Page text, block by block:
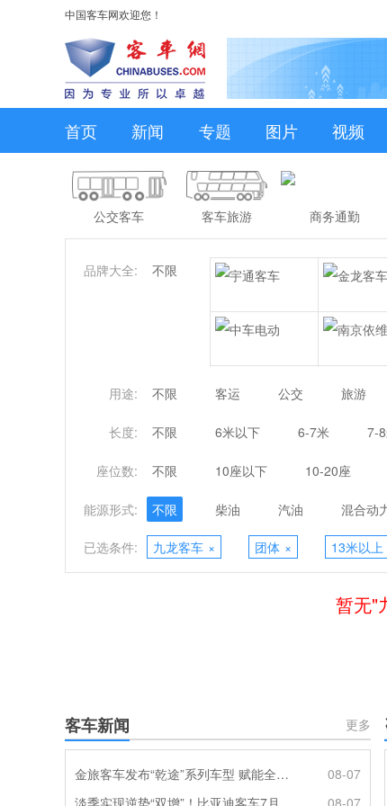
中国客车网欢迎您！
首页 新闻 专题 图片 视频
公交客车 客车旅游 商务通勤
品牌大全: 不限
用途: 不限 客运 公交 旅游
长度: 不限 6米以下 6-7米 7-
座位数: 不限 10座以下 10-20座
能源形式: 不限 柴油 汽油 混合动
已选条件: 九龙客车 × 团体 × 13米以上
暂无"
客车新闻 更多
金旅客车发布“乾途”系列车型 赋能全球客运产业提质升级
08-07
08-07